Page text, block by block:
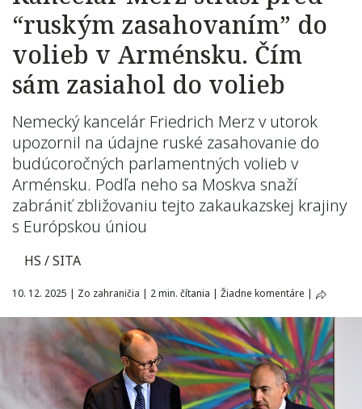
“ruským zasahovaním” do
volieb v Arménsku. Čím
sám zasiahol do volieb
Nemecký kancelár Friedrich Merz v utorok
upozornil na údajne ruské zasahovanie do
budúcoročných parlamentných volieb v
Arménsku. Podľa neho sa Moskva snaží
zabrániť zbližovaniu tejto zakaukazskej krajiny
s Európskou úniou
HS / SITA
10. 12. 2025 | Zo zahraničia | 2 min. čítania | Žiadne komentáre |